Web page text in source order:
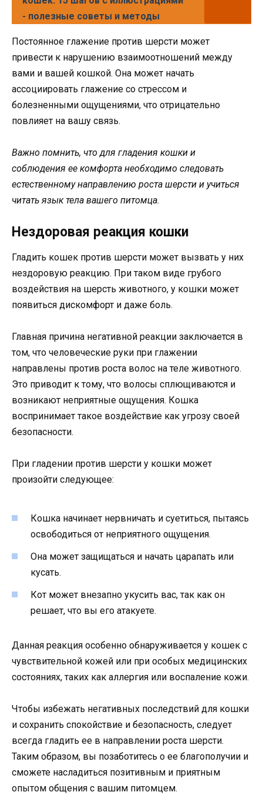
- полезные советы и методы
Постоянное глажение против шерсти может
привести к нарушению взаимоотношений между
вами и вашей кошкой. Она может начать
ассоциировать глажение со стрессом и
болезненными ощущениями, что отрицательно
повлияет на вашу связь.
Важно помнить, что для гладения кошки и
соблюдения ее комфорта необходимо следовать
естественному направлению роста шерсти и учиться
читать язык тела вашего питомца.
Нездоровая реакция кошки
Гладить кошек против шерсти может вызвать у них
нездоровую реакцию. При таком виде грубого
воздействия на шерсть животного, у кошки может
появиться дискомфорт и даже боль.
Главная причина негативной реакции заключается в
том, что человеческие руки при глажении
направлены против роста волос на теле животного.
Это приводит к тому, что волосы сплющиваются и
возникают неприятные ощущения. Кошка
воспринимает такое воздействие как угрозу своей
безопасности.
При гладении против шерсти у кошки может
произойти следующее:
Кошка начинает нервничать и суетиться, пытаясь
освободиться от неприятного ощущения.
Она может защищаться и начать царапать или
кусать.
Кот может внезапно укусить вас, так как он
решает, что вы его атакуете.
Данная реакция особенно обнаруживается у кошек с
чувствительной кожей или при особых медицинских
состояниях, таких как аллергия или воспаление кожи.
Чтобы избежать негативных последствий для кошки
и сохранить спокойствие и безопасность, следует
всегда гладить ее в направлении роста шерсти.
Таким образом, вы позаботитесь о ее благополучии и
сможете насладиться позитивным и приятным
опытом общения с вашим питомцем.